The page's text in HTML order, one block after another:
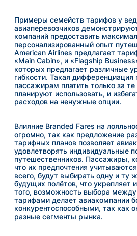
Примеры семейств тарифов у
авиаперевозчиков
компаний предоставить
персонализированный опыт
American Airlines предлагает
«Main Cabin», и «Flagship
которых предлагает различные
гибкости. Такая дифференциация
пассажирам платить только за
планируют использовать, и
расходов на ненужные опции.
Влияние Branded Fares на
огромно, так как предложение
тарифных планов позволяет
удовлетворять индивидуальные
путешественников. Пассажиры,
что их предпочтения
всего, будут выбирать одну и ту
будущих полётов, что укрепляет
того, возможность выбора
тарифами делает авиакомпании
конкурентоспособными, так как
разные сегменты рынка.